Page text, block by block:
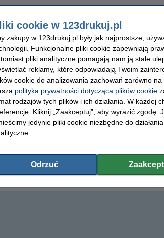
stały atrament
± 6.800 stron
razem
niebieski, wersja
cookie w 123drukuj.pl
zakupy w 123drukuj.pl były jak najprostsze,
Funkcjonalne pliki cookie zapewniają
pliki analityczne pomagają nam ją stale
reklamy, które odpowiadają Twoim
cookie do analizowania zachowań zarówno
polityka prywatności dotycząca plików cookie
rodzajów tych plików i ich działania. W każdej
Kliknij „Zaakceptuj”, aby wyrazić zgodę.
jedynie pliki cookie niezbędne do
Odrzuć